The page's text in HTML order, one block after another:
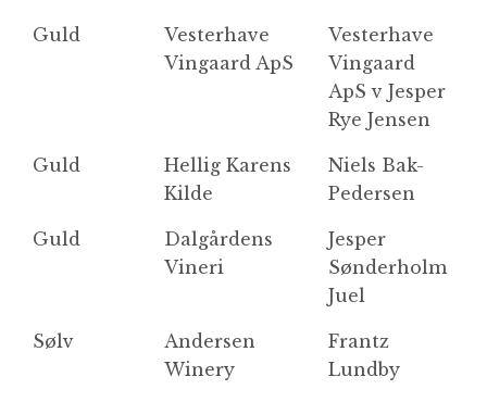
Guld
Vesterhave
Vingaard ApS
Vesterhave
Vingaard
ApS v Jesper
Rye Jensen
Guld
Hellig Karens
Kilde
Niels Bak-
Pedersen
Guld
Dalgårdens
Vineri
Jesper
Sønderholm
Juel
Sølv
Andersen
Winery
Frantz
Lundby